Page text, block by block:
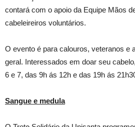
contará com o apoio da Equipe Mãos
cabeleireiros voluntários.
O evento é para calouros, veteranos e
geral. Interessados em doar seu
6 e 7, das 9h ás 12h e das 19h ás
Sangue e medula